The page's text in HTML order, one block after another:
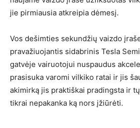
jie pirmiausia atkreipia dėmesį.
Vos dešimties sekundžių vaizdo
pravažiuojantis sidabrinis Tesla
gatvėje vairuotojui nuspaudus
prasisuka varomi vilkiko ratai ir jis
akimirką jis praktiškai pradingsta ir
tikrai nepakanka ką nors įžiūrėti.